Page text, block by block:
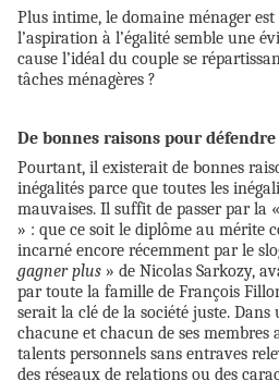
Plus intime, le domaine ménager
l’aspiration à l’égalité semble une
cause l’idéal du couple se
tâches ménagères ?
De bonnes raisons pour
Pourtant, il existerait de bonnes
inégalités parce que toutes les
mauvaises. Il suffit de passer par la
» : que ce soit le diplôme au mérite
incarné encore récemment par le
gagner plus » de Nicolas Sarkozy,
par toute la famille de François
serait la clé de la société juste. Dans
chacune et chacun de ses membres
talents personnels sans entraves
des réseaux de relations ou des